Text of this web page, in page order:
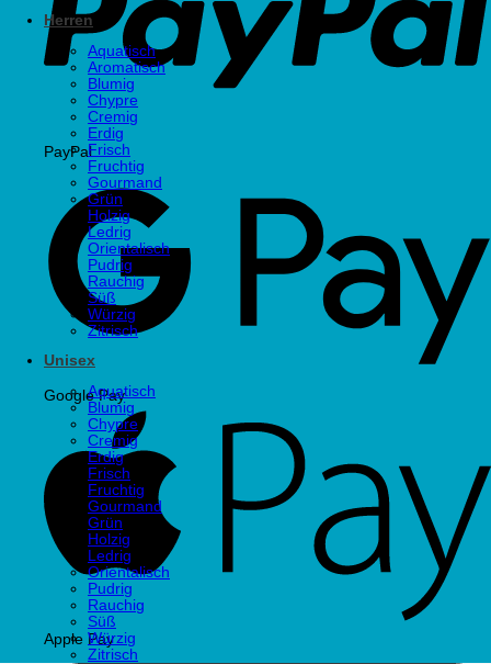
PayPal
Google Pay
Apple Pay
Herren
Aquatisch
Aromatisch
Blumig
Chypre
Cremig
Erdig
Frisch
Fruchtig
Gourmand
Grün
Holzig
Ledrig
Orientalisch
Pudrig
Rauchig
Süß
Würzig
Zitrisch
Unisex
Aquatisch
Blumig
Chypre
Cremig
Erdig
Frisch
Fruchtig
Gourmand
Grün
Holzig
Ledrig
Orientalisch
Pudrig
Rauchig
Süß
Würzig
Zitrisch